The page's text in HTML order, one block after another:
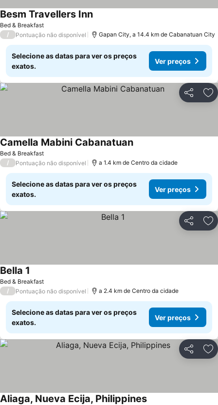
Bed & Breakfast
Besm Travellers Inn
/ Pontuação não disponível Gapan City, a 14.4 km de Cabanatuan City
Selecione as datas para ver os preços
exatos.
Ver preços
Partilhar
Bed & Breakfast
Camella Mabini Cabanatuan
/ Pontuação não disponível a 1.4 km de Centro da cidade
Selecione as datas para ver os preços
exatos.
Ver preços
Partilhar
Bed & Breakfast
Bella 1
/ Pontuação não disponível a 2.4 km de Centro da cidade
Selecione as datas para ver os preços
exatos.
Ver preços
Partilhar
Aliaga, Nueva Ecija, Philippines